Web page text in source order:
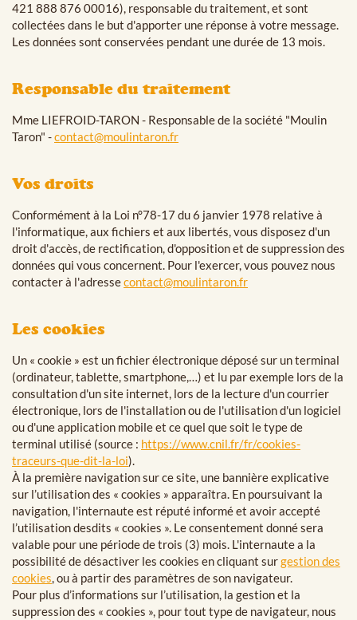
421 888 876 00016), responsable du traitement, et sont
collectées dans le but d'apporter une réponse à votre message.
Les données sont conservées pendant une durée de 13 mois.
Responsable du traitement
Mme LIEFROID-TARON - Responsable de la société "Moulin
Taron" -contact@moulintaron.fr
Vos droits
Conformément à la Loi n°78-17 du 6 janvier 1978 relative à
l'informatique, aux fichiers et aux libertés, vous disposez d'un
droit d'accès, de rectification, d'opposition et de suppression des
données qui vous concernent. Pour l'exercer, vous pouvez nous
contacter à l'adressecontact@moulintaron.fr
Les cookies
Un « cookie » est un fichier électronique déposé sur un terminal
(ordinateur, tablette, smartphone,…) et lu par exemple lors de la
consultation d'un site internet, lors de la lecture d'un courrier
électronique, lors de l'installation ou de l'utilisation d'un logiciel
ou d'une application mobile et ce quel que soit le type de
terminal utilisé (source : https://www.cnil.fr/fr/cookies-
traceurs-que-dit-la-loi).
À la première navigation sur ce site, une bannière explicative
sur l’utilisation des « cookies » apparaîtra. En poursuivant la
navigation, l'internaute est réputé informé et avoir accepté
l’utilisation desdits « cookies ». Le consentement donné sera
valable pour une période de trois (3) mois. L'internaute a la
possibilité de désactiver les cookies en cliquant surgestion des
cookies, ou à partir des paramètres de son navigateur.
Pour plus d’informations sur l’utilisation, la gestion et la
suppression des « cookies », pour tout type de navigateur, nous